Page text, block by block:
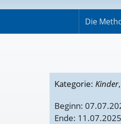
Die
Kategorie: Kinder,
Beginn:
Ende: